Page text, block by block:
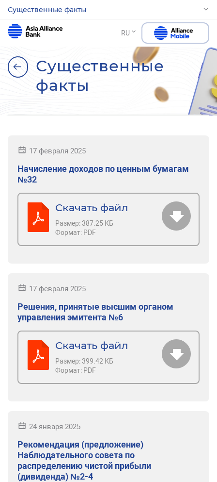
Существенные факты
RU
Существенные
факты
17 февраля 2025
Начисление доходов по ценным бумагам
№32
Скачать файл
Размер:387.25 КБ
Формат: PDF
17 февраля 2025
Решения, принятые высшим органом
управления эмитента №6
Скачать файл
Размер:399.42 КБ
Формат: PDF
24 января 2025
Рекомендация (предложение)
Наблюдательного совета по
распределению чистой прибыли
(дивиденда) №2-4